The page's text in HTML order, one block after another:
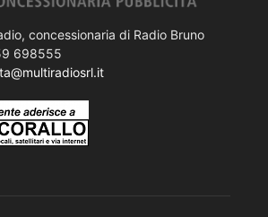
concessionaria di Radio Bruno
698555